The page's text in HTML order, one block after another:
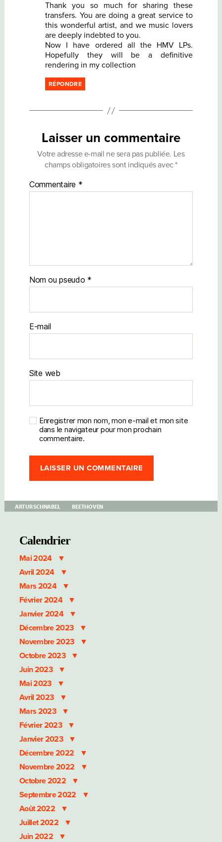
Thank you so much for sharing these
transfers. You are doing a great service to
this wonderful artist, and we music lovers
are deeply indebted to you.
Now I have ordered all the HMV LPs.
Hopefully they will be a definitive
rendering in my collection
RÉPONDRE
Laisser un commentaire
Votre adresse e-mail ne sera pas publiée. Les
champs obligatoires sont indiqués avec*
Commentaire *
Nom
E-mail
Site web
Enregistrer mon nom, mon e-mail et mon site
dans le navigateur pour mon prochain
commentaire.
ARTUR SCHNABEL BEETHOVEN
Calendrier
Mai 2024
Avril 2024
Mars 2024
Février 2024
Janvier 2024
Décembre 2023
Novembre 2023
Octobre 2023
Juin 2023
Mai 2023
Avril 2023
Mars 2023
Février 2023
Janvier 2023
Décembre 2022
Novembre 2022
Octobre 2022
Septembre 2022
Août 2022
Juillet 2022
Juin 2022